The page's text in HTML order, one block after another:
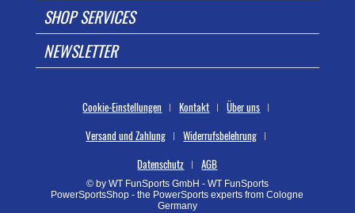
SHOP SERVICES
NEWSLETTER
Cookie-Einstellungen Kontakt
Über uns
Versand und Zahlung
Widerrufsbelehrung
Datenschutz
AGB
© by WT FunSports GmbH - WT FunSports
PowerSportsShop - the PowerSports experts from Cologne
Germany